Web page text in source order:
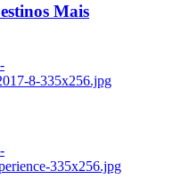
Mais
8-335x256.jpg
335x256.jpg